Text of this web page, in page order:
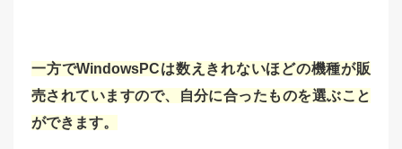
一方でWindowsPCは数えきれないほどの機種が販
売されていますので、自分に合ったものを選ぶこと
ができます。